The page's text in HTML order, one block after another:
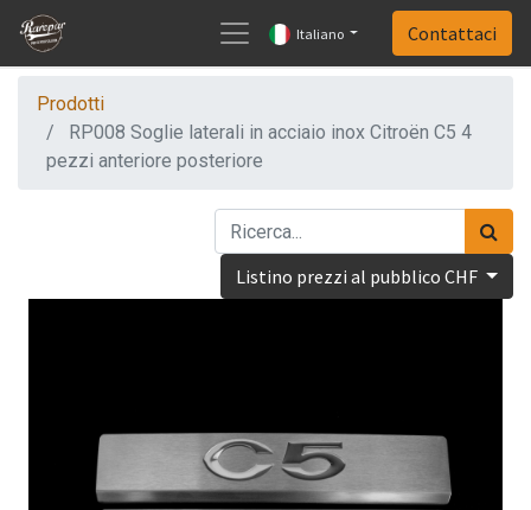
Italiano Contattaci
Prodotti
RP008 Soglie laterali in acciaio inox Citroën C5 4
pezzi anteriore posteriore
Listino prezzi al pubblico CHF